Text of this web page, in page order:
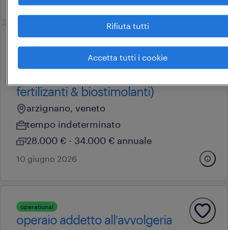
professional
tecnico ambientale – impianto
fertilizanti & biostimolanti)
arzignano, veneto
tempo indeterminato
28.000 € - 34.000 € annuale
10 giugno 2026
operational
operaio addetto all'avvolgeria
Rifiuta tutti
Accetta tutti i cookie